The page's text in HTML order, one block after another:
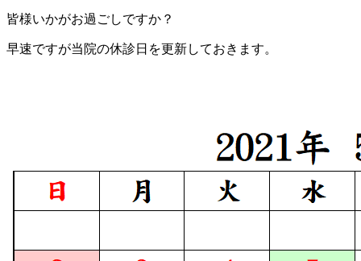
皆様いかがお過ごしですか？
早速ですが当院の休診日を更新しておきます。